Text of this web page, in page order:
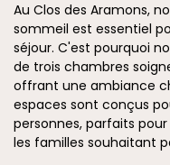
Au Clos des Aramons,
sommeil est essentiel
séjour. C'est pourquoi
de trois chambres
offrant une ambiance
espaces sont conçus
personnes, parfaits
les familles souhaitant